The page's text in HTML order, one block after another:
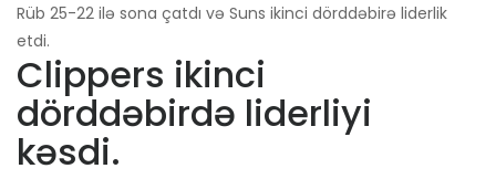
Rüb 25-22 ilə sona çatdı və Suns ikinci dörddəbirə liderlik
etdi.
Clippers ikinci
dörddəbirdə liderliyi
kəsdi.